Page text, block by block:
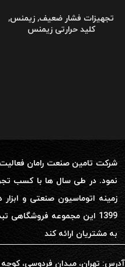
تجهیزات فشار ضعیف, زیمنس,
کلید حرارتی زیمنس
نمود. در طی سال ها با کسب
زمینه اتوماسیون صنعتی و
1399 این مجموعه
به مشتریان ارائه کند
آدرس: تهران، میدان فردوسی، کوچه گل